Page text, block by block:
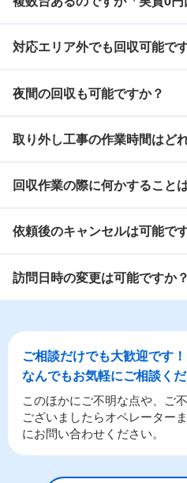
対応エリア外でも回収可能で
夜間の回収も可能ですか？
取り外し工事の作業時間はど
回収作業の際に何かすること
依頼後のキャンセルは可能で
訪問日時の変更は可能ですか？
ご相談だけでも大歓迎です！
なんでもお気軽にご相談くだ
このほかにご不明な点や、ご
ございましたらオペレーター
にお問い合わせください。